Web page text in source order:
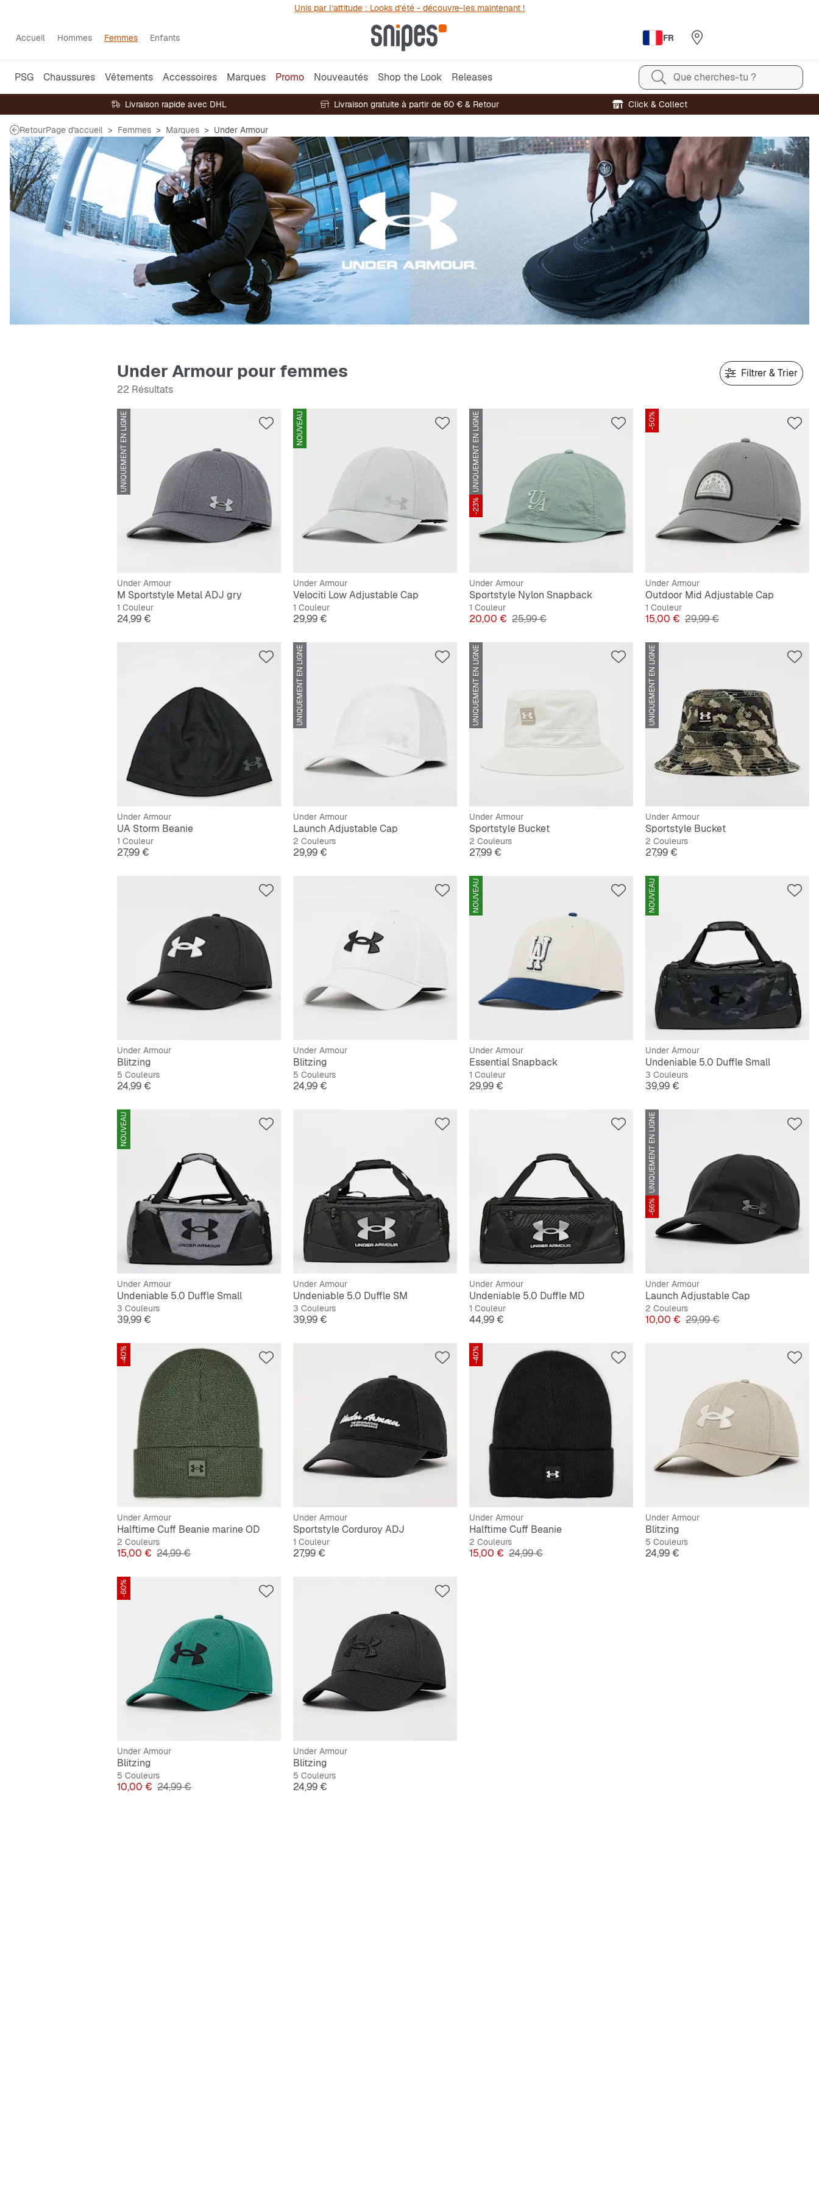
Unis par l’attitude : Looks d’été - découvre-les maintenant !
Accueil Hommes Femmes Enfants FR
PSG Chaussures Vêtements Accessoires Marques Promo Nouveautés Shop the Look Releases Que cherches-tu ?
Livraison rapide avec DHL Livraison gratuite à partir de 60 € & Retour Click & Collect
RetourPage d'accueil Femmes Marques Under Armour
Under Armour pour femmes
22 Résultats
Filtrer & Trier
UNIQUEMENT EN LIGNE
Under Armour
M Sportstyle Metal ADJ gry
1 Couleur
Prix
24,99 €
NOUVEAU
Under Armour
Velociti Low Adjustable Cap
1 Couleur
Prix
29,99 €
UNIQUEMENT EN LIGNE
-23%
Under Armour
Sportstyle Nylon Snapback
1 Couleur
Prix
20,00 € Prix original
25,99 €
-50%
Under Armour
Outdoor Mid Adjustable Cap
1 Couleur
Prix
15,00 € Prix original
29,99 €
Under Armour
UA Storm Beanie
1 Couleur
Prix
27,99 €
UNIQUEMENT EN LIGNE
Under Armour
Launch Adjustable Cap
2 Couleurs
Prix
29,99 €
UNIQUEMENT EN LIGNE
Under Armour
Sportstyle Bucket
2 Couleurs
Prix
27,99 €
UNIQUEMENT EN LIGNE
Under Armour
Sportstyle Bucket
2 Couleurs
Prix
27,99 €
Under Armour
Blitzing
5 Couleurs
Prix
24,99 €
Under Armour
Blitzing
5 Couleurs
Prix
24,99 €
NOUVEAU
Under Armour
Essential Snapback
1 Couleur
Prix
29,99 €
NOUVEAU
Under Armour
Undeniable 5.0 Duffle Small
3 Couleurs
Prix
39,99 €
NOUVEAU
Under Armour
Undeniable 5.0 Duffle Small
3 Couleurs
Prix
39,99 €
Under Armour
Undeniable 5.0 Duffle SM
3 Couleurs
Prix
39,99 €
Under Armour
Undeniable 5.0 Duffle MD
1 Couleur
Prix
44,99 €
UNIQUEMENT EN LIGNE
-66%
Under Armour
Launch Adjustable Cap
2 Couleurs
Prix
10,00 € Prix original
29,99 €
-40%
Under Armour
Halftime Cuff Beanie marine OD
2 Couleurs
Prix
15,00 € Prix original
24,99 €
Under Armour
Sportstyle Corduroy ADJ
1 Couleur
Prix
27,99 €
-40%
Under Armour
Halftime Cuff Beanie
2 Couleurs
Prix
15,00 € Prix original
24,99 €
Under Armour
Blitzing
5 Couleurs
Prix
24,99 €
-60%
Under Armour
Blitzing
5 Couleurs
Prix
10,00 € Prix original
24,99 €
Under Armour
Blitzing
5 Couleurs
Prix
24,99 €